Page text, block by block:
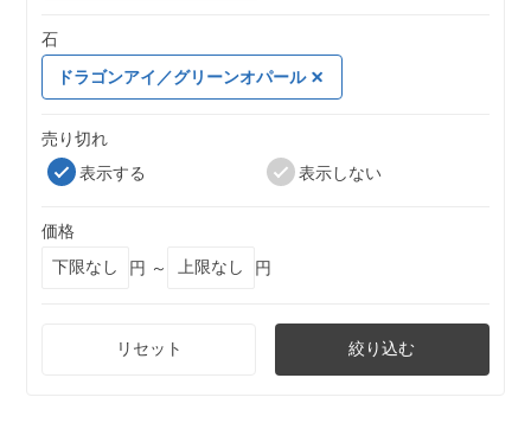
石
ドラゴンアイ／グリーンオパール
売り切れ
表示する
表示しない
価格
円 ～
円
リセット 絞り込む